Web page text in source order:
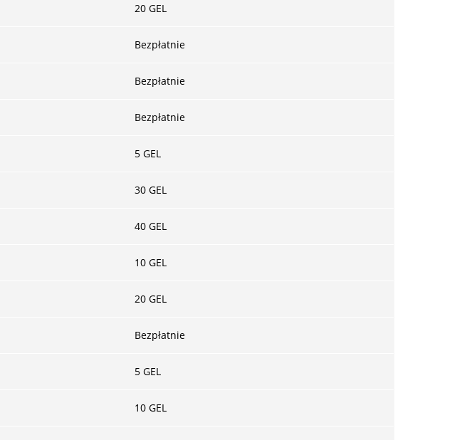
20 GEL
Bezpłatnie
Bezpłatnie
Bezpłatnie
5 GEL
30 GEL
40 GEL
10 GEL
20 GEL
Bezpłatnie
5 GEL
10 GEL